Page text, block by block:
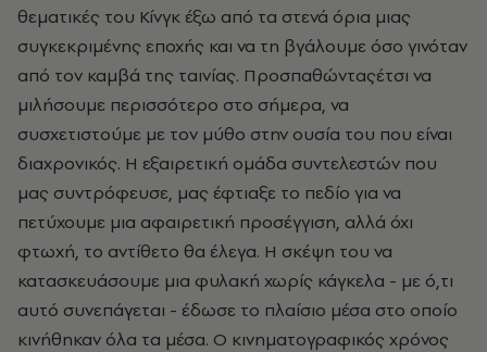
θεματικές του Κίνγκ έξω από τα στενά όρια μιας
συγκεκριμένης εποχής και να τη βγάλουμε όσο γινόταν
από τον καμβά της ταινίας. Προσπαθώνταςέτσι να
μιλήσουμε περισσότερο στο σήμερα, να
συσχετιστούμε με τον μύθο στην ουσία του που είναι
διαχρονικός. Η εξαιρετική ομάδα συντελεστών που
μας συντρόφευσε, μας έφτιαξε το πεδίο για να
πετύχουμε μια αφαιρετική προσέγγιση, αλλά όχι
φτωχή, το αντίθετο θα έλεγα. Η σκέψη του να
κατασκευάσουμε μια φυλακή χωρίς κάγκελα - με ό,τι
αυτό συνεπάγεται - έδωσε το πλαίσιο μέσα στο οποίο
κινήθηκαν όλα τα μέσα. Ο κινηματογραφικός χρόνος